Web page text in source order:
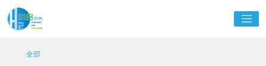
全部